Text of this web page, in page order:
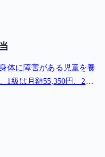
体に障害がある児童を養
1級は月額55,350円、2級